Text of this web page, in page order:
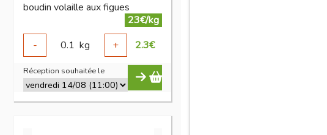
boudin volaille aux figues
23€/kg
-
0.1 kg + 2.3€
Réception souhaitée le